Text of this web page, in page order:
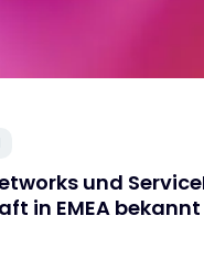
und
in EMEA bekannt